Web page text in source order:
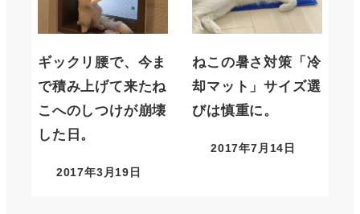
ギックリ腰で、今ま
で積み上げて来たね
こへのしつけが崩壊
した日。
2017年3月19日
ねこの暑さ対策「冷
却マット」サイズ選
びは慎重に。
2017年7月14日